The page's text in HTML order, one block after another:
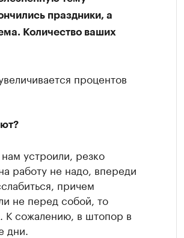
праздники, а
Количество ваших
процентов
устроили, резко
работу не надо, впереди
причем
не перед собой, то
К сожалению, в штопор в
дни.